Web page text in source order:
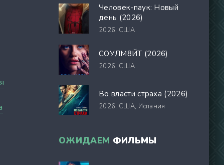
Человек-паук: Новый
день (2026)
2026, США
СОУЛМ8ЙТ (2026)
2026, США
Во власти страха (2026)
2026, США, Испания
ОЖИДАЕМ ФИЛЬМЫ